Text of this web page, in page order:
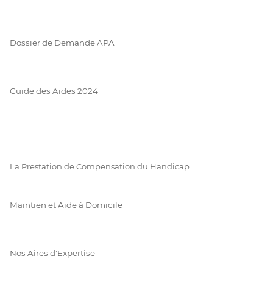
Dossier de Demande APA
Guide des Aides 2024
La Prestation de Compensation du Handicap
Maintien et Aide à Domicile
Nos Aires d'Expertise